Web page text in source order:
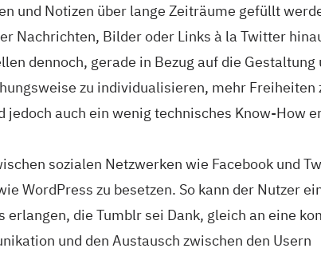
und Notizen über lange Zeiträume gefüllt
Nachrichten, Bilder oder Links à la Twitter
dennoch, gerade in Bezug auf die Gestaltung
zu individualisieren, mehr Freiheiten
jedoch auch ein wenig technisches Know-How
sozialen Netzwerken wie Facebook und
WordPress zu besetzen. So kann der Nutzer
die Tumblr sei Dank, gleich an eine
und den Austausch zwischen den Usern